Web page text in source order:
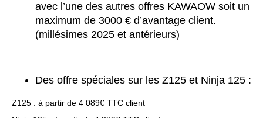
avec l’une des autres offres KAWAOW soit un
maximum de 3000 € d’avantage client.
(millésimes 2025 et antérieurs)
Des offre spéciales sur les Z125 et Ninja 125 :
Z125 : à partir de 4 089€ TTC client